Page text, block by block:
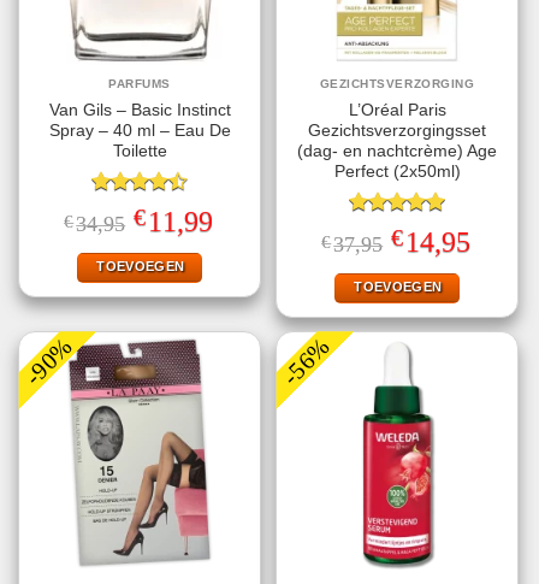
PARFUMS
Van Gils – Basic Instinct
Spray – 40 ml – Eau De
Toilette
Gewaardeerd
4.50uit 5
€34,95 Oorspronkelijke
prijs
was:
€34,95.
€11,99Huidige
prijs
TOEVOEGEN
GEZICHTSVERZORGING
L’Oréal Paris
Gezichtsverzorgingsset
(dag- en nachtcrème) Age
Perfect (2x50ml)
Gewaardeerd
5.00uit 5
€37,95 Oorspronkelijke
prijs
was:
€37,95.
€14,95prijs
TOEVOEGEN
-90% -56%